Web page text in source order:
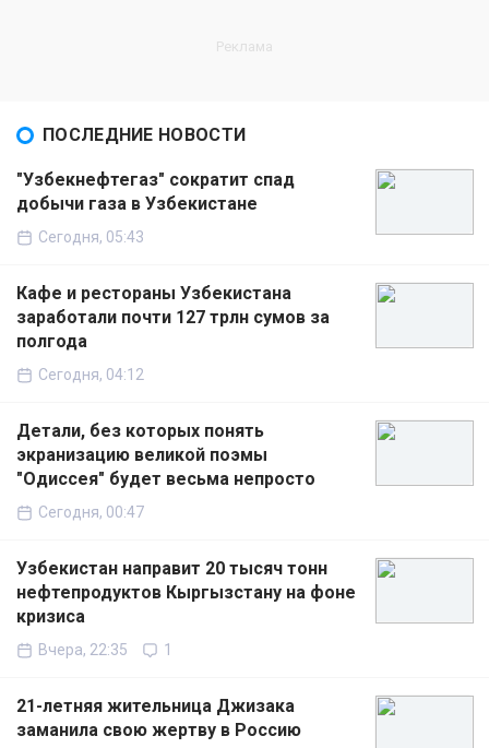
ПОСЛЕДНИЕ НОВОСТИ
"Узбекнефтегаз" сократит спад
добычи газа в Узбекистане
Сегодня, 05:43
Кафе и рестораны Узбекистана
заработали почти 127 трлн сумов за
полгода
Сегодня, 04:12
Детали, без которых понять
экранизацию великой поэмы
"Одиссея" будет весьма непросто
Сегодня, 00:47
Узбекистан направит 20 тысяч тонн
нефтепродуктов Кыргызстану на фоне
кризиса
Вчера, 22:35 1
21-летняя жительница Джизака
заманила свою жертву в Россию